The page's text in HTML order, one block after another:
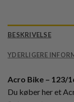
BESKRIVELSE
YDERLIGERE
Acro Bike – 123/
Du køber her et